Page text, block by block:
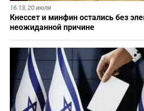
16:13, 20 июля
Кнессет и минфин остались без
неожиданной причине